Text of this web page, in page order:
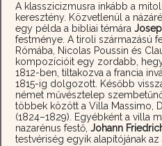
A klasszicizmusra inkább a
keresztény. Közvetlenül a
egy példa a bibliai témára
festménye. A tiroli származású
Rómába, Nicolas Poussin és
kompozícióit egy zordabb,
1812-ben, tiltakozva a francia
1815-ig dolgozott. Később
német művésztelep
többek között a Villa Massimo,
(1824–1829). Egyébként a villa
nazarénus festő,Johann
testvériség egyik alapítójának az